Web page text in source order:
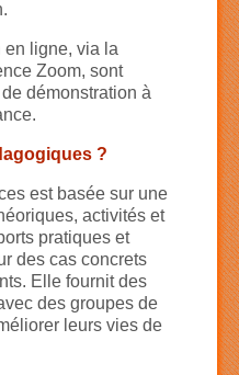
en ligne, via la
Zoom, sont
démonstration à
?
est basée sur une
activités et
pratiques et
des cas concrets
Elle fournit des
des groupes de
leurs vies de